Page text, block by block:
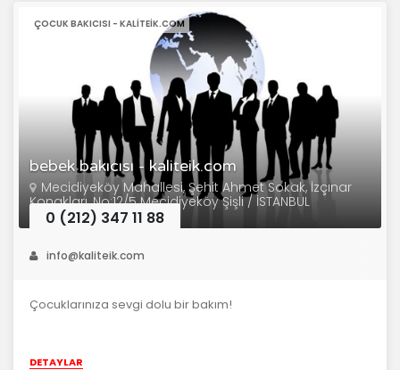
bebek bakıcısı - kaliteik.com
ÇOCUK BAKICISI - KALITEIK.COM
Mecidiyeköy Mahallesi, Şehit Ahmet Sokak, İzçınar
Konakları, No:12/5 Mecidiyeköy Şişli / İSTANBUL
0 (212) 347 11 88
info@kaliteik.com
Çocuklarınıza sevgi dolu bir bakım!
DETAYLAR